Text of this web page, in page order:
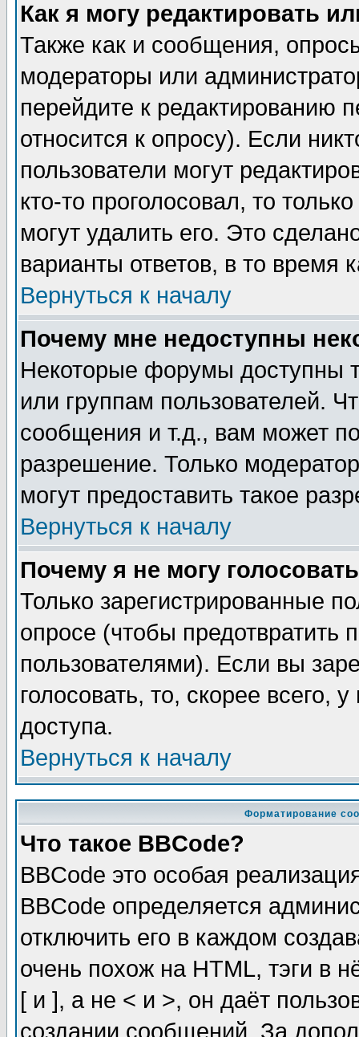
Как я могу редактировать
Также как и сообщения,
модераторы или
перейдите к редактированию
относится к опросу). Если
пользователи могут
кто-то проголосовал, то
могут удалить его. Это
варианты ответов, в то время
Вернуться к началу
Почему мне недоступны
Некоторые форумы доступны
или группам пользователей.
сообщения и т.д., вам может
разрешение. Только
могут предоставить такое
Вернуться к началу
Почему я не могу
Только зарегистрированные
опросе (чтобы предотвратить
пользователями). Если вы
голосовать, то, скорее всего,
доступа.
Вернуться к началу
Форматирование
Что такое BBCode?
BBCode это особая
BBCode определяется
отключить его в каждом
очень похож на HTML, тэги в
[ и ], а не < и >, он даёт
создании сообщений. За